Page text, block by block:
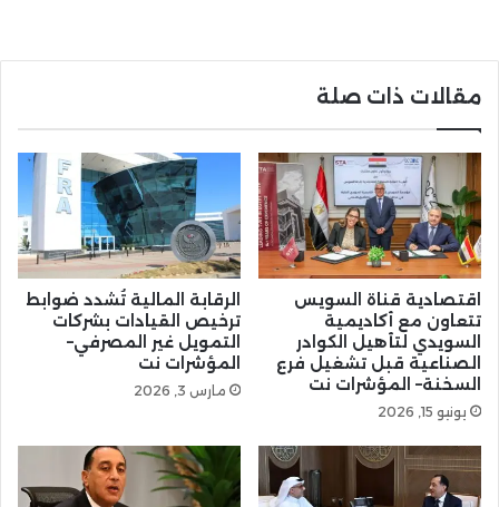
مقالات ذات صلة
اقتصادية قناة السويس
تتعاون مع أكاديمية
السويدي لتأهيل الكوادر
الصناعية قبل تشغيل فرع
السخنة– المؤشرات نت
يونيو 15, 2026
الرقابة المالية تُشدد ضوابط
ترخيص القيادات بشركات
التمويل غير المصرفي–
المؤشرات نت
مارس 3, 2026